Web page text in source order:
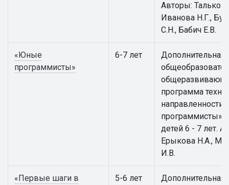
Авторы:
Иванова Н.Г.,
С.Н., Бабич Е.В.
«Юные
программисты»
6-7 лет
Дополнительная
программа
программисты»
детей 6 - 7 лет.
Ерыкова Н.А.,
И.В.
«Первые шаги в
5-6 лет
Дополнительная